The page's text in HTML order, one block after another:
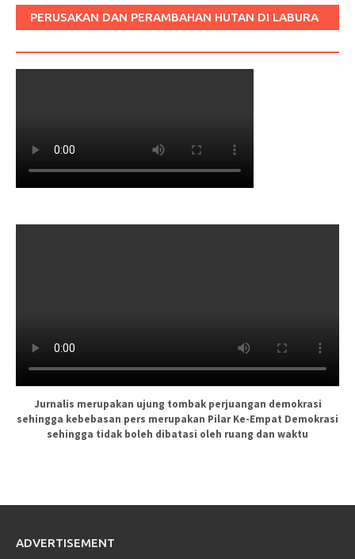
PERUSAKAN DAN PERAMBAHAN HUTAN DI LABURA
Jurnalis merupakan ujung tombak perjuangan demokrasi
sehingga kebebasan pers merupakan Pilar Ke-Empat Demokrasi
sehingga tidak boleh dibatasi oleh ruang dan waktu
ADVERTISEMENT